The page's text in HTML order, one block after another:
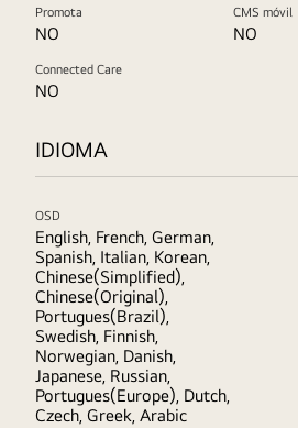
Promota
NO
CMS móvil
NO
Connected Care
NO
IDIOMA
OSD
English, French, German,
Spanish, Italian, Korean,
Chinese(Simplified),
Chinese(Original),
Portugues(Brazil),
Swedish, Finnish,
Norwegian, Danish,
Japanese, Russian,
Portugues(Europe), Dutch,
Czech, Greek, Arabic